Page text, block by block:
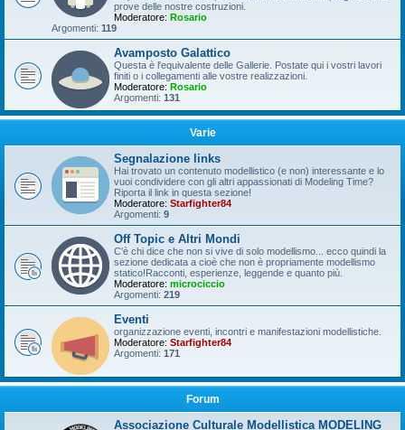
prove delle nostre costruzioni.
Moderatore: Rosario
Argomenti: 119
Avamposto Galattico
Questa è l'equivalente delle Gallerie. Postate qui i vostri lavori
finiti o i collegamenti alle vostre realizzazioni.
Moderatore: Rosario
Argomenti: 131
Varie
Segnalazione links
Hai trovato un contenuto modellistico (e non) interessante e lo
vuoi condividere con gli altri appassionati di Modeling Time?
Riporta il link in questa sezione!
Moderatore: Starfighter84
Argomenti: 9
Off Topic e Altri Mondi
C'è chi dice che non si vive di solo modellismo... ecco quindi la
sezione dedicata a cioè che non è propriamente modellismo
statico!Racconti, esperienze, leggende e quanto più.
Moderatore: microciccio
Argomenti: 219
Eventi
organizzazione eventi, incontri e manifestazioni modellistiche.
Moderatore: Starfighter84
Argomenti: 171
Forum
Associazione Culturale Modellistica MODELING